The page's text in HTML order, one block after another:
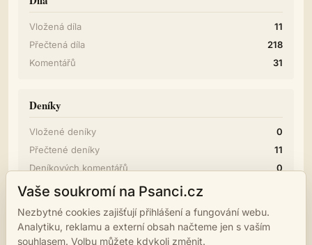
Vložená díla
11
Přečtená díla
218
Komentářů
31
Deníky
Vložené deníky
0
Přečtené deníky
11
Deníkových komentářů
0
Diskuze
Příspěvků
Vaše soukromí na Psanci.cz
Nezbytné cookies zajišťují přihlášení a fungování webu.
Analytiku, reklamu a externí obsah načteme jen s vaším
souhlasem. Volbu můžete kdykoli změnit.